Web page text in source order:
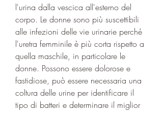
l'urina dalla vescica all'esterno del
corpo. Le donne sono più suscettibili
alle infezioni delle vie urinarie perché
l'uretra femminile è più corta rispetto a
quella maschile, in particolare le
donne. Possono essere dolorose e
fastidiose, può essere necessaria una
coltura delle urine per identificare il
tipo di batteri e determinare il miglior